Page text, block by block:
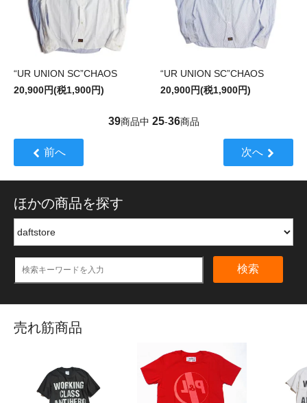
“UR UNION SC”CHAOS
20,900円(税1,900円)
“UR UNION SC”CHAOS
20,900円(税1,900円)
39商品中 25-36商品
前へ 次へ
ほかの商品を探す
検索
売れ筋商品